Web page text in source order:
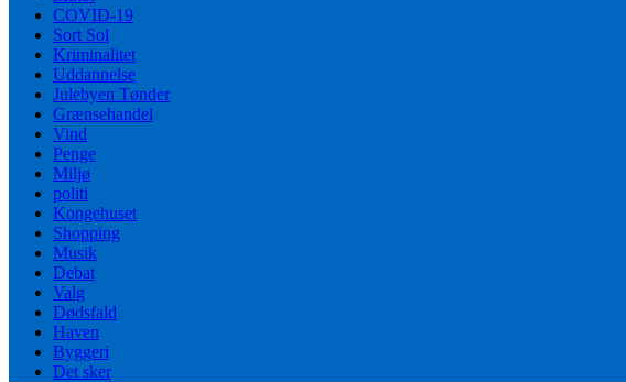
COVID-19
Sort Sol
Kriminalitet
Uddannelse
Julebyen Tønder
Grænsehandel
Vind
Penge
Miljø
politi
Kongehuset
Shopping
Musik
Debat
Valg
Dødsfald
Haven
Byggeri
Det sker